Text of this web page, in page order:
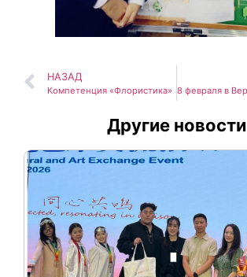
НАЗАД
Компетенция «Флористика»
Другие новости